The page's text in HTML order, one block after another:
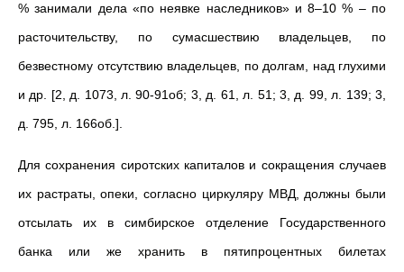
% занимали дела «по неявке наследников» и 8–10 % – по
расточительству, по сумасшествию владельцев, по
безвестному отсутствию владельцев, по долгам, над глухими
и др. [2, д. 1073, л. 90-91об; 3, д. 61, л. 51; 3, д. 99, л. 139; 3,
д. 795, л. 166об.].
Для сохранения сиротских капиталов и сокращения случаев
их растраты, опеки, согласно циркуляру МВД, должны были
отсылать их в симбирское отделение Государственного
банка или же хранить в пятипроцентных билетах